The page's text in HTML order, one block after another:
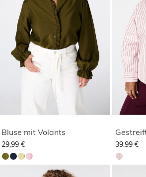
Bluse mit Volants
29,99 € 39,99 €